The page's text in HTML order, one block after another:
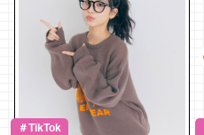
＃TikTok